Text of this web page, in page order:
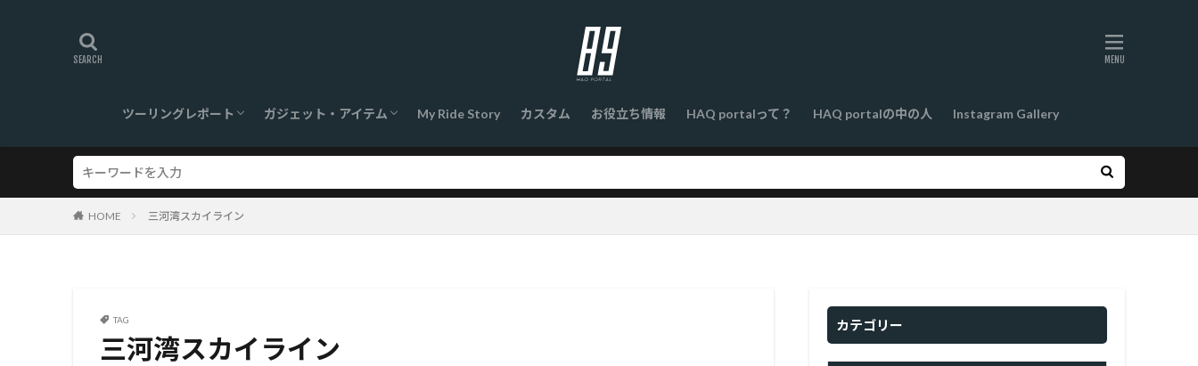
ツーリングレポート
旅ログ
ツーリングスポット
【360°】VR対応
ガジェット・アイテム
ツーリンググッズ
ガジェット
My Ride Story カスタム お役立ち情報 HAQ portalって？ HAQ portalの中の人 Instagram Gallery
HOME 三河湾スカイライン
TAG
三河湾スカイライン
カテゴリー